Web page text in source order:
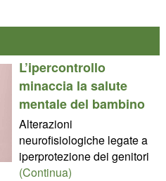
L’ipercontrollo
minaccia la salute
mentale del bambino
Alterazioni
neurofisiologiche legate a
iperprotezione dei genitori
(Continua)